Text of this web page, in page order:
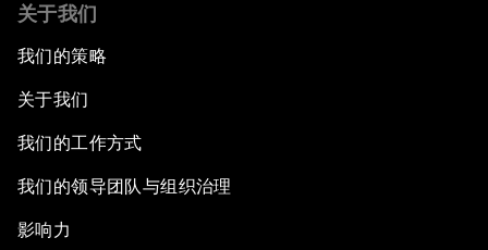
关于我们
我们的策略
关于我们
我们的工作方式
我们的领导团队与组织治理
影响力